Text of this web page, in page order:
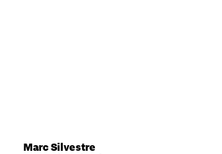
Marc Silvestre